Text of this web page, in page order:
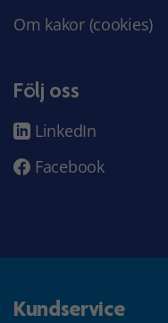
Om kakor (cookies)
Följ oss
LinkedIn
Facebook
Kundservice